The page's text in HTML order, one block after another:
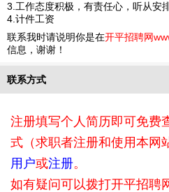
3.工作态度积极，有责任心，听从安
4.计件工资
联系我时请说明你是在开平招聘网
信息，谢谢！
联系方式
注册填写个人简历即可免费
式（求职者注册和使用本网
用户或注册。
如有疑问可以拨打开平招聘